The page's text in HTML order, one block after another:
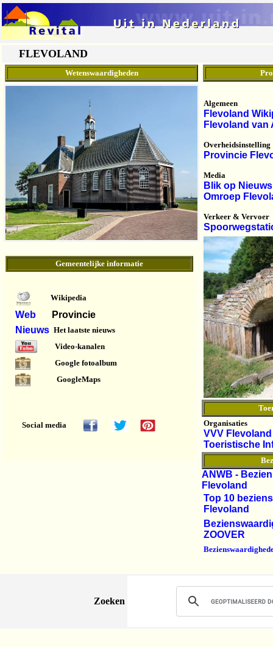
FLEVOLAND
Wetenswaardigheden
Gemeentelijke informatie
Wikipedia
Web
Provincie
Nieuws Het laatste nieuws
Video-kanalen
Google fotoalbum
GoogleMaps
Social media
Algemeen
Flevoland
Flevoland van
Overheidsinstelling
Provincie
Media
Blik op Nieuws
Omroep
Verkeer & Vervoer
Organisaties
VVV Flevoland
Toeristische
ANWB -
Flevoland
Top 10
Flevoland
ZOOVER
Zoeken